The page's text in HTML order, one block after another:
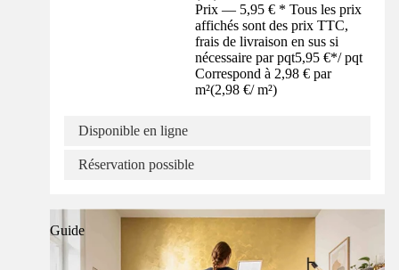
Prix — 5,95 € * Tous les prix
affichés sont des prix TTC,
frais de livraison en sus si
nécessaire par pqt5,95 €*/ pqt
Correspond à 2,98 € par
m²(2,98 €/ m²)
Disponible en ligne
Réservation possible
Guide